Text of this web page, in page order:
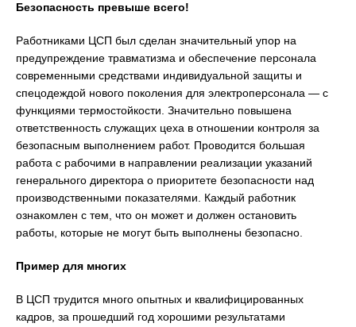
Безопасность превыше всего!
Работниками ЦСП был сделан значительный упор на
предупреждение травматизма и обеспечение персонала
современными средствами индивидуальной защиты и
спецодеждой нового поколения для электроперсонала — с
функциями термостойкости. Значительно повышена
ответственность служащих цеха в отношении контроля за
безопасным выполнением работ. Проводится большая
работа с рабочими в направлении реализации указаний
генерального директора о приоритете безопасности над
производственными показателями. Каждый работник
ознакомлен с тем, что он может и должен остановить
работы, которые не могут быть выполнены безопасно.
Пример для многих
В ЦСП трудится много опытных и квалифицированных
кадров, за прошедший год хорошими результатами